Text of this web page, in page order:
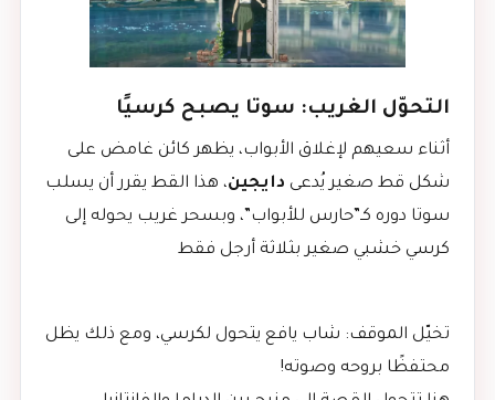
التحوّل الغريب: سوتا يصبح كرسيًا
أثناء سعيهم لإغلاق الأبواب، يظهر كائن غامض على
شكل قط صغير يُدعى دايجين، هذا القط يقرر أن يسلب
سوتا دوره كـ”حارس للأبواب”، وبسحر غريب يحوله إلى
كرسي خشبي صغير بثلاثة أرجل فقط
تخيّل الموقف: شاب يافع يتحول لكرسي، ومع ذلك يظل
محتفظًا بروحه وصوته!